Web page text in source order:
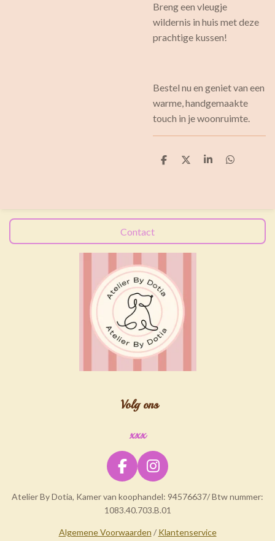
Breng een vleugje
wildernis in huis met deze
prachtige kussen!
Bestel nu en geniet van een
warme, handgemaakte
touch in je woonruimte.
D
D
S
D
Contact
Volg ons
xxx
F
c
e
b
I
s
t
a
Atelier By Dotia, Kamer van koophandel: 94576637/ Btw nummer:
1083.40.703.B.01
Algemene Voorwaarden / Klantenservice